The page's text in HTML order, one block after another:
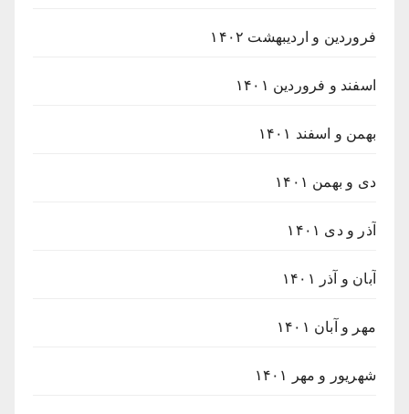
فروردین و اردیبهشت ۱۴۰۲
اسفند و فروردین ۱۴۰۱
بهمن و اسفند ۱۴۰۱
دی و بهمن ۱۴۰۱
آذر و دی ۱۴۰۱
آبان و آذر ۱۴۰۱
مهر و آبان ۱۴۰۱
شهریور و مهر ۱۴۰۱